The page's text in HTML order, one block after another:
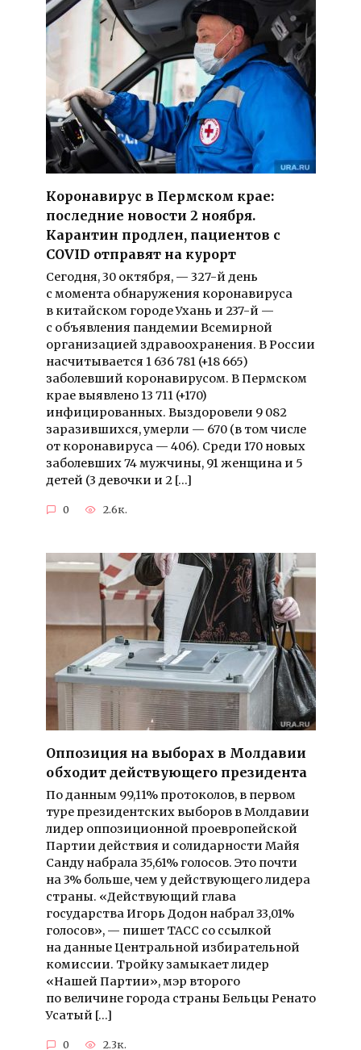
Коронавирус в Пермском крае:
последние новости 2 ноября.
Карантин продлен, пациентов с
COVID отправят на курорт
Сегодня, 30 октября, — 327-й день
с момента обнаружения коронавируса
в китайском городе Ухань и 237-й —
с объявления пандемии Всемирной
организацией здравоохранения. В России
насчитывается 1 636 781 (+18 665)
заболевший коронавирусом. В Пермском
крае выявлено 13 711 (+170)
инфицированных. Выздоровели 9 082
заразившихся, умерли — 670 (в том числе
от коронавируса — 406). Среди 170 новых
заболевших 74 мужчины, 91 женщина и 5
детей (3 девочки и 2 […]
0 2.6к.
Оппозиция на выборах в Молдавии
обходит действующего президента
По данным 99,11% протоколов, в первом
туре президентских выборов в Молдавии
лидер оппозиционной проевропейской
Партии действия и солидарности Майя
Санду набрала 35,61% голосов. Это почти
на 3% больше, чем у действующего лидера
страны. «Действующий глава
государства Игорь Додон набрал 33,01%
голосов», — пишет ТАСС со ссылкой
на данные Центральной избирательной
комиссии. Тройку замыкает лидер
«Нашей Партии», мэр второго
по величине города страны Бельцы Ренато
Усатый […]
0 2.3к.